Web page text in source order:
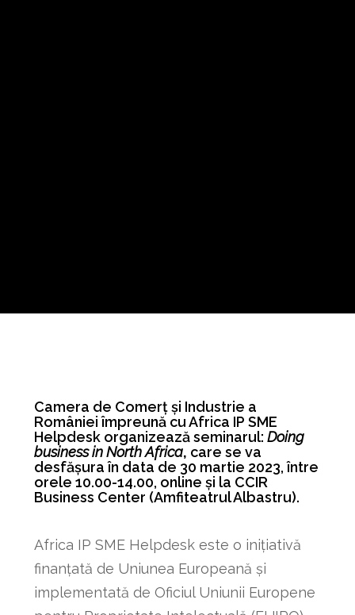
Camera de Comerț și Industrie a
României împreună cu Africa IP SME
Helpdesk organizează seminarul: Doing
business in North Africa, care se va
desfășura în data de 30 martie 2023, între
orele 10.00-14.00, online și la CCIR
Business Center (Amfiteatrul Albastru).
Africa IP SME Helpdesk este o inițiativă
finanțată de Uniunea Europeană și
implementată de Oficiul Uniunii Europene